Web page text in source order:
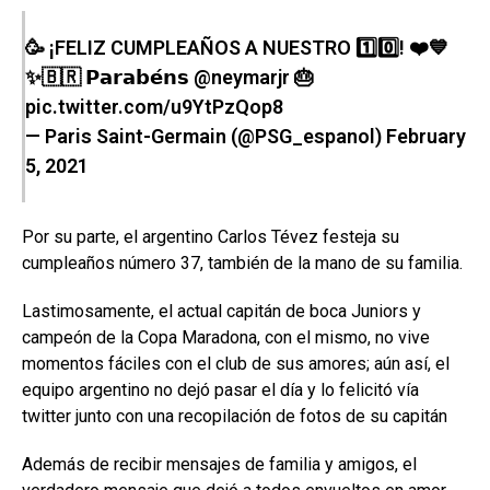
🥳 ¡FELIZ CUMPLEAÑOS A NUESTRO 1️⃣0️⃣! ❤️💙
✨🇧🇷 𝗣𝗮𝗿𝗮𝗯𝗲́𝗻𝘀 @neymarjr 🎂
pic.twitter.com/u9YtPzQop8
— Paris Saint-Germain (@PSG_espanol) February
5, 2021
Por su parte, el argentino Carlos Tévez festeja su
cumpleaños número 37, también de la mano de su familia.
Lastimosamente, el actual capitán de boca Juniors y
campeón de la Copa Maradona, con el mismo, no vive
momentos fáciles con el club de sus amores; aún así, el
equipo argentino no dejó pasar el día y lo felicitó vía
twitter junto con una recopilación de fotos de su capitán
Además de recibir mensajes de familia y amigos, el